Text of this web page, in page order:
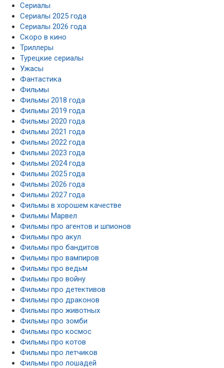
Сериалы
Сериалы 2025 года
Сериалы 2026 года
Скоро в кино
Триллеры
Турецкие сериалы
Ужасы
Фантастика
Фильмы
Фильмы 2018 года
Фильмы 2019 года
Фильмы 2020 года
Фильмы 2021 года
Фильмы 2022 года
Фильмы 2023 года
Фильмы 2024 года
Фильмы 2025 года
Фильмы 2026 года
Фильмы 2027 года
Фильмы в хорошем качестве
Фильмы Марвел
Фильмы про агентов и шпионов
Фильмы про акул
Фильмы про бандитов
Фильмы про вампиров
Фильмы про ведьм
Фильмы про войну
Фильмы про детективов
Фильмы про драконов
Фильмы про животных
Фильмы про зомби
Фильмы про космос
Фильмы про котов
Фильмы про летчиков
Фильмы про лошадей